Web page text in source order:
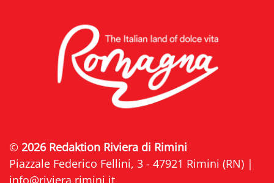
© 2026 Redaktion Riviera di Rimini
Piazzale Federico Fellini, 3 - 47921 Rimini (RN) |
info@riviera.rimini.it